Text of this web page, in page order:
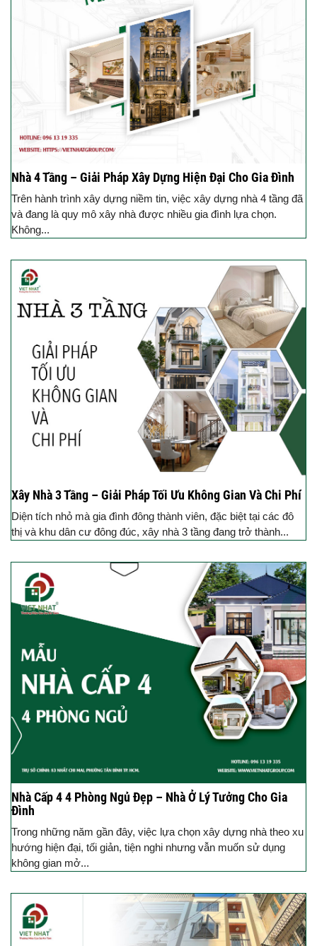
Nhà 4 Tầng – Giải Pháp Xây Dựng Hiện Đại Cho Gia Đình
Trên hành trình xây dựng niềm tin, việc xây dựng nhà 4 tầng đã
và đang là quy mô xây nhà được nhiều gia đình lựa chọn.
Không...
Xây Nhà 3 Tầng – Giải Pháp Tối Ưu Không Gian Và Chi Phí
Diện tích nhỏ mà gia đình đông thành viên, đặc biệt tại các đô
thị và khu dân cư đông đúc, xây nhà 3 tầng đang trở thành...
Nhà Cấp 4 4 Phòng Ngủ Đẹp – Nhà Ở Lý Tưởng Cho Gia
Đình
Trong những năm gần đây, việc lựa chọn xây dựng nhà theo xu
hướng hiện đại, tối giản, tiện nghi nhưng vẫn muốn sử dụng
không gian mở...